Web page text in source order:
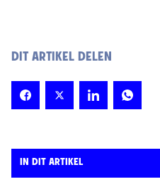
DIT ARTIKEL DELEN
IN DIT ARTIKEL